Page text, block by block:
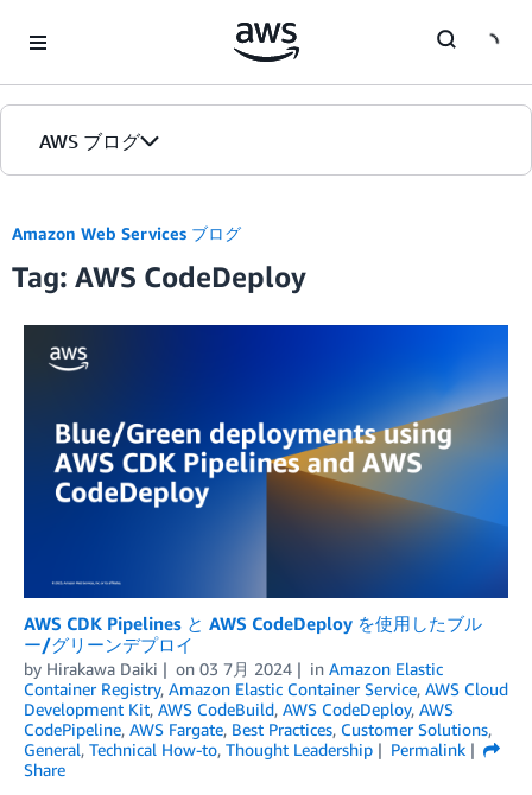
AWS ブログ
カテゴリ
エディション
Amazon Web Services ブログ
Tag: AWS CodeDeploy
AWS CDK Pipelines と AWS CodeDeploy を使用したブル
ー/グリーンデプロイ
by Hirakawa Daiki on 03 7月 2024 in Amazon Elastic
Container Registry, Amazon Elastic Container Service, AWS Cloud
Development Kit, AWS CodeBuild, AWS CodeDeploy, AWS
CodePipeline, AWS Fargate, Best Practices, Customer Solutions,
General, Technical How-to, Thought Leadership
Permalink
Share